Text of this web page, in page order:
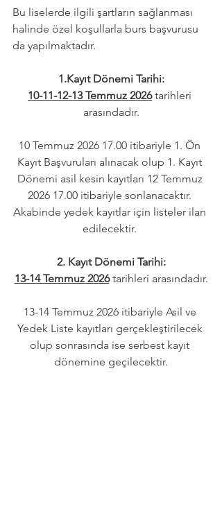
Bu liselerde ilgili şartların sağlanması
halinde özel koşullarla burs başvurusu
da yapılmaktadır.
1.Kayıt Dönemi Tarihi:
10-11-12-13 Temmuz 2026 tarihleri
arasındadır.
10 Temmuz 2026 17.00 itibariyle 1. Ön
Kayıt Başvuruları alınacak olup 1. Kayıt
Dönemi asil kesin kayıtları 12 Temmuz
2026 17.00 itibariyle sonlanacaktır.
Akabinde yedek kayıtlar için listeler ilan
edilecektir.
2. Kayıt Dönemi Tarihi:
13-14 Temmuz 2026 tarihleri arasındadır.
13-14 Temmuz 2026 itibariyle Asil ve
Yedek Liste kayıtları gerçekleştirilecek
olup sonrasında ise serbest kayıt
dönemine geçilecektir.